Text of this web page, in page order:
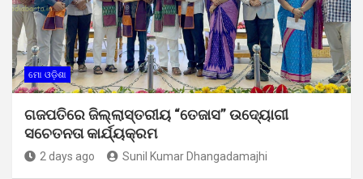
ମୋ ଓଡ଼ିଶା
ଗଜପତିରେ ଜିଲ୍ଲାସ୍ତରୀୟ “ତେଜାସ” ଉଦ୍ୟୋଗୀ
ସଚେତନତା କାର୍ଯ୍ୟକ୍ରମ
2 days ago Sunil Kumar Dhangadamajhi